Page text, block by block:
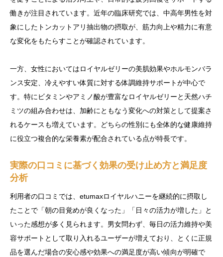
働きが注目されています。近年の臨床研究では、中高年男性を対
象にしたトンカットアリ抽出物の摂取が、筋力向上や精力に有意
な変化をもたらすことが確認されています。
一方、女性においてはロイヤルゼリーの美肌効果やホルモンバラ
ンス安定、冷えやすい体質に対する体調維持サポートが中心で
す。特にビタミンやアミノ酸が豊富なロイヤルゼリーと天然ハチ
ミツの組み合わせは、加齢にともなう変化への対策として提案さ
れるケースも増えています。どちらの性別にも全体的な健康維持
に役立つ複合的な栄養素が配合されている点が特長です。
実際の口コミに基づく効果の受け止め方と満足度
分析
利用者の口コミでは、etumaxロイヤルハニーを継続的に摂取し
たことで「朝の目覚めが良くなった」「日々の活力が増した」と
いった感想が多く見られます。男女問わず、毎日の活力維持や美
容サポートとして取り入れるユーザーが増えており、とくに正規
品を選んだ場合の安心感や効果への満足度が高い傾向が明確で